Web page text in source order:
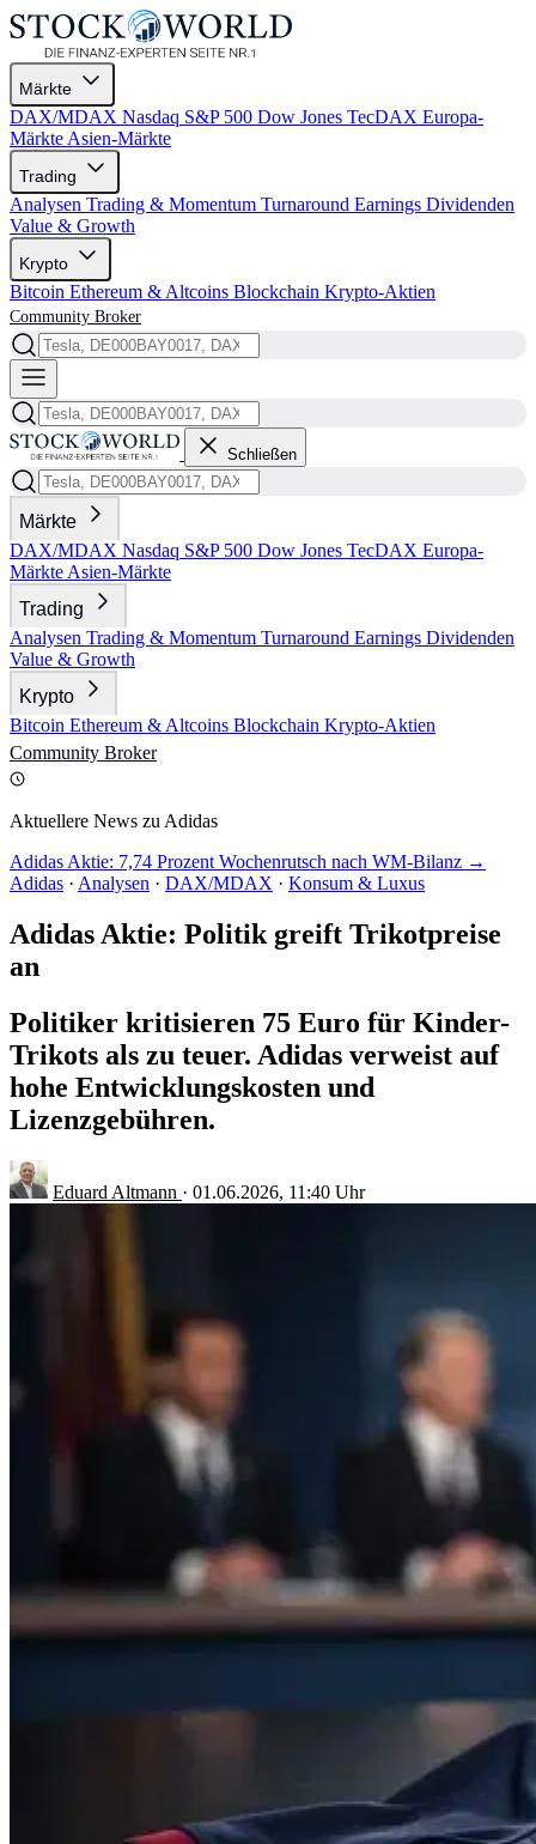
Märkte
DAX/MDAX Nasdaq S&P 500 Dow Jones TecDAX Europa-
Märkte Asien-Märkte
Trading
Analysen Trading & Momentum Turnaround Earnings Dividenden
Value & Growth
Krypto
Bitcoin Ethereum & Altcoins Blockchain Krypto-Aktien
Community Broker
Schließen
Märkte
DAX/MDAX Nasdaq S&P 500 Dow Jones TecDAX Europa-
Märkte Asien-Märkte
Trading
Analysen Trading & Momentum Turnaround Earnings Dividenden
Value & Growth
Krypto
Bitcoin Ethereum & Altcoins Blockchain Krypto-Aktien
Community Broker
Aktuellere News zu Adidas
Adidas Aktie: 7,74 Prozent Wochenrutsch nach WM-Bilanz →
Adidas · Analysen · DAX/MDAX · Konsum & Luxus
Adidas Aktie: Politik greift Trikotpreise
an
Politiker kritisieren 75 Euro für Kinder-
Trikots als zu teuer. Adidas verweist auf
hohe Entwicklungskosten und
Lizenzgebühren.
Eduard Altmann · 01.06.2026, 11:40 Uhr